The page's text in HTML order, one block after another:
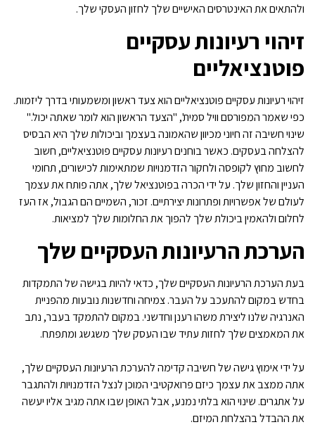
ולהתאים את האינטרסים האישיים שלך לחזון העסקי שלך.
זיהוי רעיונות עסקיים
פוטנציאליים
זיהוי רעיונות עסקיים פוטנציאליים הוא צעד ראשון ומשמעותי בדרך ליזמות.
כפי שאמר המפורסם וויל סמית', "הצעד הראשון הוא לומר שאתה יכול."
שינוי חשיבה זה חיוני מכיוון שהאמונה בעצמך וביכולות שלך היא הבסיס
להצלחה בעסקים. כאשר בוחנים רעיונות עסקיים פוטנציאליים, חשוב
לחשוב מחוץ לקופסה ולחקור הזדמנויות שמתאימות לכישורים, תחומי
העניין והחזון שלך. על ידי הכרה בפוטנציאל שלך, אתה פותח את עצמך
לעולם של אפשרויות ופתרונות יצירתיים. זכור, השמיים הם הגבול, אז העז
לחלום ולהאמין ביכולת שלך להפוך את החלומות שלך למציאות.
הערכת הרעיונות העסקיים שלך
בעת הערכת הרעיונות העסקיים שלך, כדאי להיות בגישה של התמקדות
בחדש במקום להתעכב על העבר. צמיחה וחדשנות נובעות מהפניית
האנרגיה שלנו ליצירת משהו רענן וחדשני. במקום להתמקד בעבר, נתב
את המאמצים שלך לחזות עתיד שבו העסק שלך משגשג ומתפתח.
על ידי אימוץ גישה של חשיבה קדימה להערכת הרעיונות העסקיים שלך,
אתה ממצב את עצמך כיזם פרואקטיבי המוכן לנצל הזדמנויות ולהתגבר
על אתגרים. שינוי הוא בלתי נמנע, אבל האופן שבו אתה מגיב אליו יעשה
את ההבדל בהצלחת המיזם.